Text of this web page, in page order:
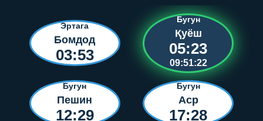
Эртага
Бомдод
03:53
Бугун
Қуёш
05:23
09:51:22
Бугун
Пешин
12:29
Бугун
Аср
17:28